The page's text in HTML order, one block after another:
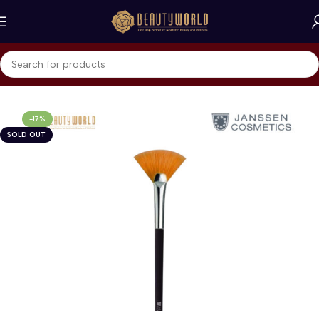
Beranda Janssen Cosmetics Cleanser & Mask
-17%
SOLD OUT